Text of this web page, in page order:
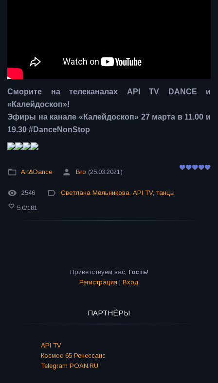
Сморите на телеканалах API TV DANCE и
«Калейдоскоп»!
Эфиры на канале «Калейдоскоп» 27 марта в 11.00 и
19.30 #DanceNonStop
Art&Dance Bro (25.03.2021)
2546 Светлана Мельникова, API TV, танцы
5.0/181
Приветствуем вас, Гость!
Регистрация | Вход
ПАРТНЁРЫ
API TV
Космос 65 Ренессанс
Telegram POAN.RU